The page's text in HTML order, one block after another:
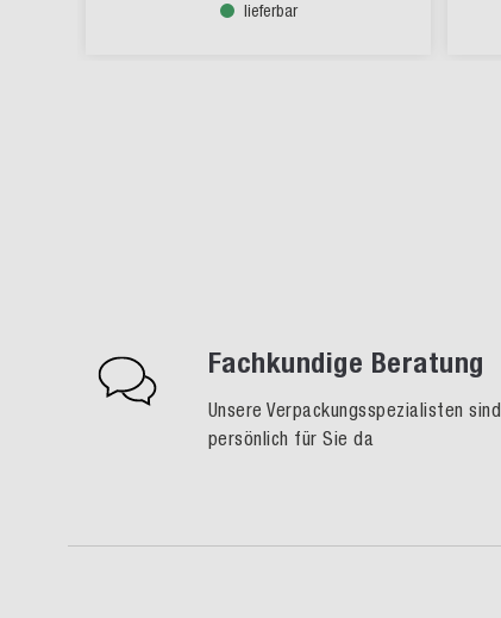
lieferbar
Fachkundige Beratung
Unsere Verpackungsspezialisten sind
persönlich für Sie da